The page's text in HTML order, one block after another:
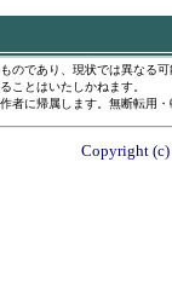
のであり、現状では異なる
ことはいたしかねます。
者に帰属します。無断転用
Copyright (c)